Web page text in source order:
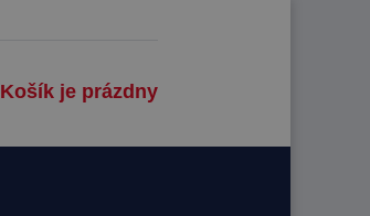
Košík je prázdny